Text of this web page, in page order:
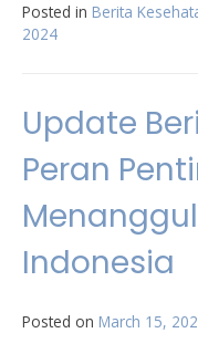
Posted in Berita
2024
Update
Peran
Indonesia
Posted on March 15,